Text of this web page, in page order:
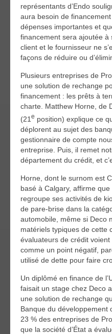
représentants d’Endo
aura besoin de
dépenses importantes et
financement sera ajoutée à
client et le fournisseur ne
façons de réduire ou
Plusieurs entreprises de
une solution de rechange
financement : les prêts à
charte. Matthew Horne, de
(21 e position) explique ce
déplorent au sujet des
gestionnaire de compte
entreprise. Puis, il remet
département du crédit, et
Horne, dont le surnom est
basé à Calgary, affirme
regroupe ses activités de
de pare-brise dans la
automobile, même si Deco
matériels typiques de cette
évaluateurs de crédit voient
comme un point négatif,
utilisé de dette pour faire
Un diplômé en finance de
faisait un stage chez Deco
une solution de rechange
Banque du développement
23 % des entreprises de
que la société d’État a